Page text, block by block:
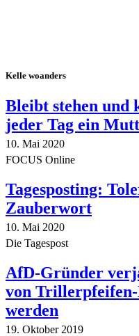
Kelle woanders
Bleibt stehen
jeder Tag ein
10. Mai 2020
FOCUS Online
Tagesposting:
Zauberwort
10. Mai 2020
Die Tagespost
AfD-Gründer
von
werden
19. Oktober 2019